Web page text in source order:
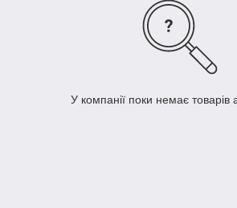
У компанії поки немає товарів